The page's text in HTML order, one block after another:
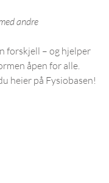
andre
forskjell – og hjelper
åpen for alle.
heier på Fysiobasen!